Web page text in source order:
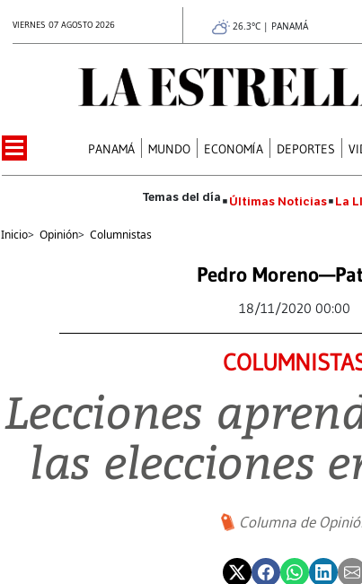
VIERNES 07 AGOSTO 2026 26.3°C | PANAMÁ
PANAMÁ MUNDO ECONOMÍA DEPORTES
Últimas Noticias La
Inicio> Opinión> Columnistas
Pedro
18/11/2020 00:00
Lecciones
las elecciones
Columna de